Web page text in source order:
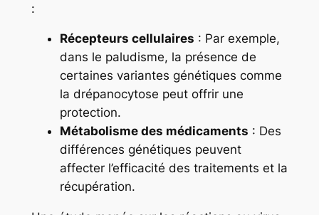
:
Récepteurs cellulaires : Par exemple,
dans le paludisme, la présence de
certaines variantes génétiques comme
la drépanocytose peut offrir une
protection.
Métabolisme des médicaments : Des
différences génétiques peuvent
affecter l’efficacité des traitements et la
récupération.